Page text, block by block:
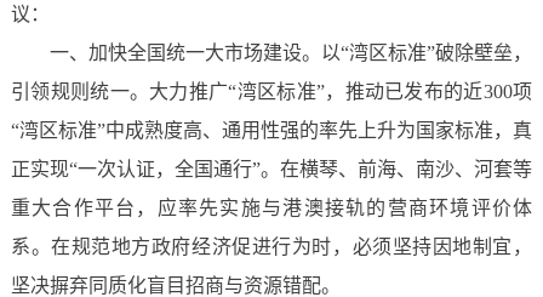
议：
一、加快全国统一大市场建设。以“湾区标准”破除壁垒，
引领规则统一。大力推广“湾区标准”，推动已发布的近300项
“湾区标准”中成熟度高、通用性强的率先上升为国家标准，真
正实现“一次认证，全国通行”。在横琴、前海、南沙、河套等
重大合作平台，应率先实施与港澳接轨的营商环境评价体
系。在规范地方政府经济促进行为时，必须坚持因地制宜，
坚决摒弃同质化盲目招商与资源错配。